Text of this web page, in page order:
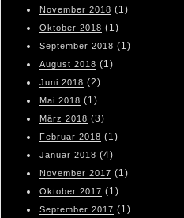
November 2018 (1)
Oktober 2018 (1)
September 2018 (1)
August 2018 (1)
Juni 2018 (2)
Mai 2018 (1)
März 2018 (3)
Februar 2018 (1)
Januar 2018 (4)
November 2017 (1)
Oktober 2017 (1)
September 2017 (1)